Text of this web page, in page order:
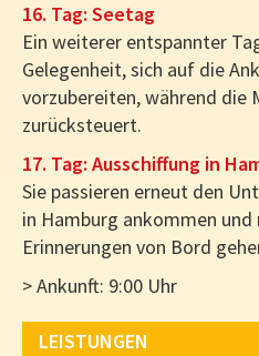
16. Tag: Seetag
Ein weiterer entspannter
Gelegenheit, sich auf die
vorzubereiten, während die
zurücksteuert.
17. Tag: Ausschiffung in
Sie passieren erneut den
in Hamburg ankommen
Erinnerungen von Bord
> Ankunft: 9:00 Uhr
LEISTUNGEN